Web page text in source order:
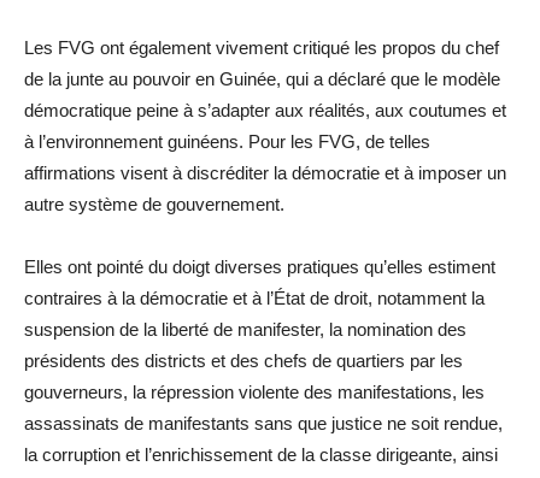
Les FVG ont également vivement critiqué les propos du chef
de la junte au pouvoir en Guinée, qui a déclaré que le modèle
démocratique peine à s’adapter aux réalités, aux coutumes et
à l’environnement guinéens. Pour les FVG, de telles
affirmations visent à discréditer la démocratie et à imposer un
autre système de gouvernement.
Elles ont pointé du doigt diverses pratiques qu’elles estiment
contraires à la démocratie et à l’État de droit, notamment la
suspension de la liberté de manifester, la nomination des
présidents des districts et des chefs de quartiers par les
gouverneurs, la répression violente des manifestations, les
assassinats de manifestants sans que justice ne soit rendue,
la corruption et l’enrichissement de la classe dirigeante, ainsi